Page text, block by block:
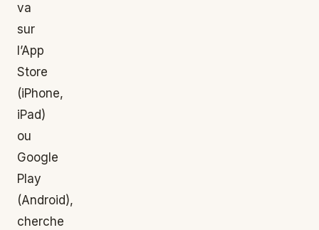
va
sur
l’App
Store
(iPhone,
iPad)
ou
Google
Play
(Android),
cherche